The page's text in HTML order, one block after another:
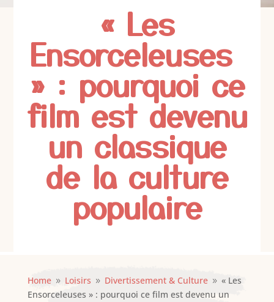
« Les
Ensorceleuses
» : pourquoi ce
film est devenu
un classique
de la culture
populaire
Home 9 Loisirs 9 Divertissement & Culture 9 « Les
Ensorceleuses » : pourquoi ce film est devenu un